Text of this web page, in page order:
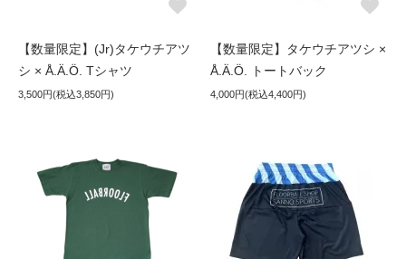
【数量限定】(Jr)タケウチアツ
シ × Å.Ä.Ö. Tシャツ
3,500円(税込3,850円)
【数量限定】タケウチアツシ ×
Å.Ä.Ö. トートバック
4,000円(税込4,400円)